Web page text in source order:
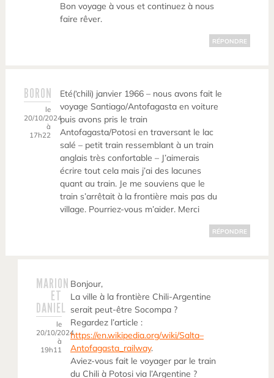
Bon voyage à vous et continuez à nous
faire rêver.
RÉPONDRE
BORON
le
20/10/2024
à
17h22
Eté(‘chili) janvier 1966 – nous avons fait le
voyage Santiago/Antofagasta en voiture
puis avons pris le train
Antofagasta/Potosi en traversant le lac
salé – petit train ressemblant à un train
anglais très confortable – J’aimerais
écrire tout cela mais j’ai des lacunes
quant au train. Je me souviens que le
train s’arrêtait à la frontière mais pas du
village. Pourriez-vous m’aider. Merci
RÉPONDRE
MARION
ET
DANIEL
le
20/10/2024
à
19h11
Bonjour,
La ville à la frontière Chili-Argentine
serait peut-être Socompa ?
Regardez l’article :
https://en.wikipedia.org/wiki/Salta–
Antofagasta_railway.
Aviez-vous fait le voyager par le train
du Chili à Potosi via l’Argentine ?